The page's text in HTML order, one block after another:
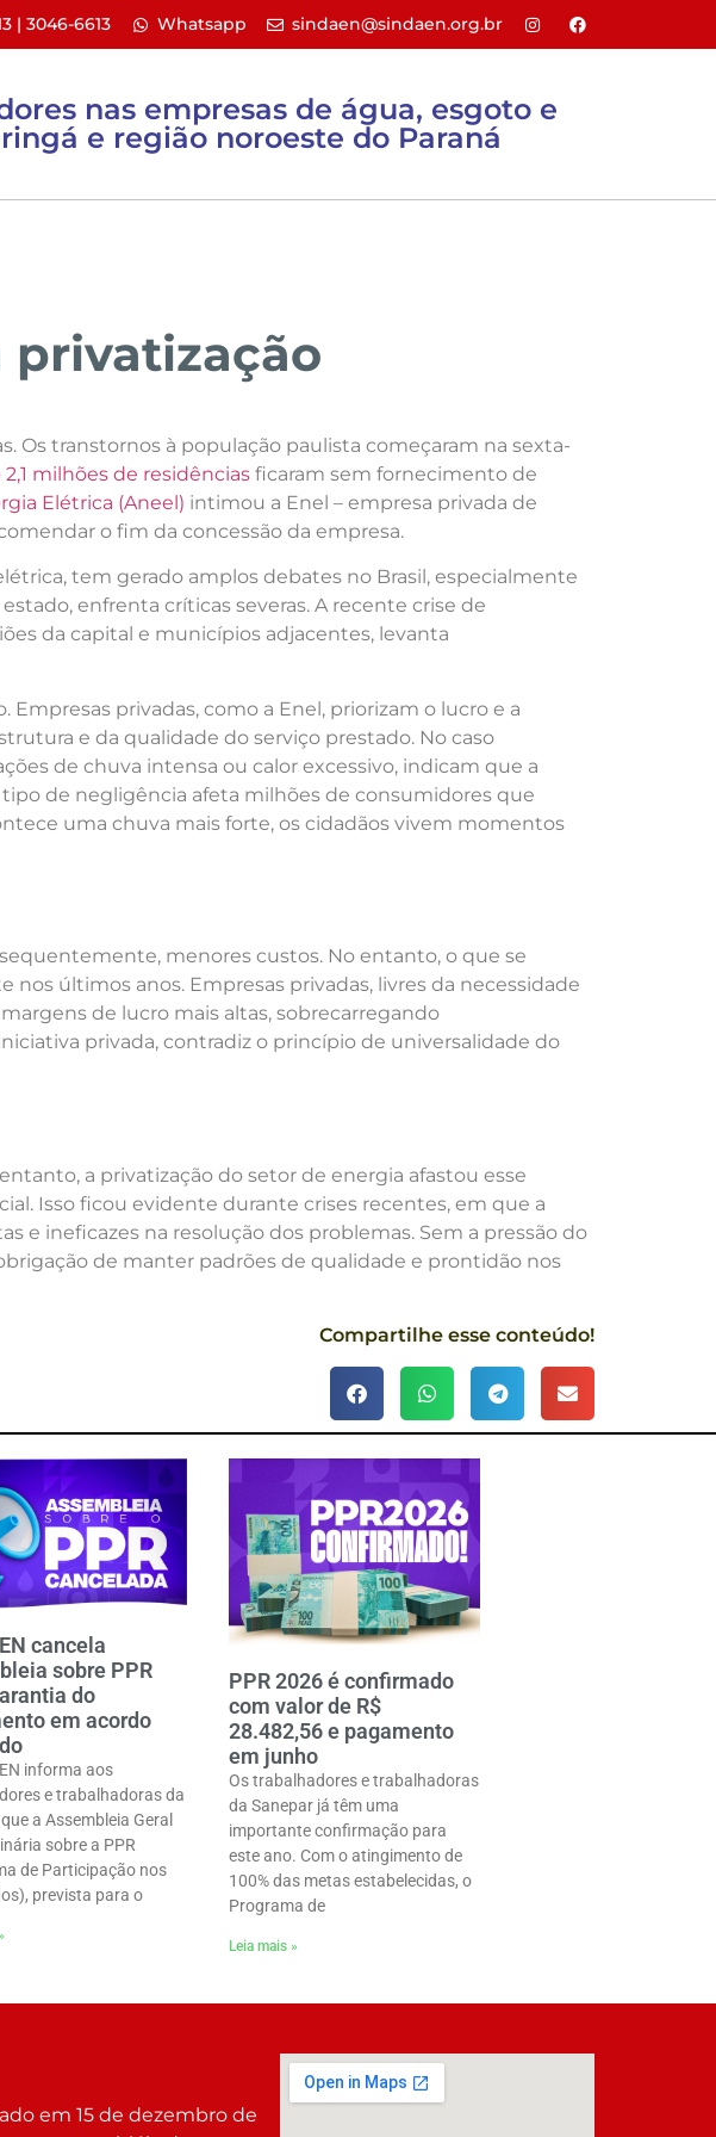
| 3046-6613​ Whatsapp sindaen@sindaen.org.br
nas empresas de água, esgoto e
e região noroeste do Paraná
privatização
Os transtornos à população paulista começaram na sexta-
2,1 milhões de residências ficaram sem fornecimento de
Elétrica (Aneel) intimou a Enel – empresa privada de
o fim da concessão da empresa.
tem gerado amplos debates no Brasil, especialmente
enfrenta críticas severas. A recente crise de
da capital e municípios adjacentes, levanta
privadas, como a Enel, priorizam o lucro e a
e da qualidade do serviço prestado. No caso
de chuva intensa ou calor excessivo, indicam que a
de negligência afeta milhões de consumidores que
uma chuva mais forte, os cidadãos vivem momentos
menores custos. No entanto, o que se
últimos anos. Empresas privadas, livres da necessidade
de lucro mais altas, sobrecarregando
privada, contradiz o princípio de universalidade do
a privatização do setor de energia afastou esse
Isso ficou evidente durante crises recentes, em que a
e ineficazes na resolução dos problemas. Sem a pressão do
de manter padrões de qualidade e prontidão nos
Compartilhe esse conteúdo!
cancela
sobre PPR
do
em acordo
informa aos
e trabalhadoras da
a Assembleia Geral
sobre a PPR
de Participação nos
prevista para o
PPR 2026 é confirmado
com valor de R$
28.482,56 e pagamento
em junho
Os trabalhadores e trabalhadoras
da Sanepar já têm uma
importante confirmação para
este ano. Com o atingimento de
100% das metas estabelecidas, o
Programa de
Leia mais »
em 15 de dezembro de